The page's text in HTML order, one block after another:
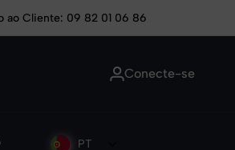
ao Cliente: 09 82 01 06 86
Conecte-se
PT